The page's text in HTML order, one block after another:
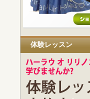
体験レッスン